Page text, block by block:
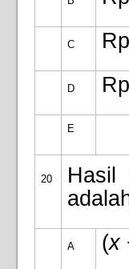
C
D
E
20 Hasil
A (x